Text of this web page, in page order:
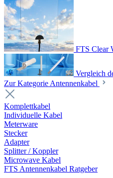
FTS Clear
Vergleich
Zur Kategorie Antennenkabel
Komplettkabel
Individuelle Kabel
Meterware
Stecker
Adapter
Splitter / Koppler
Microwave Kabel
FTS Antennenkabel Ratgeber